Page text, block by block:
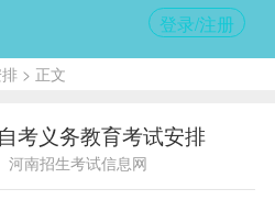
登录/注册
> 正文
考义务教育考试安排
河南招生考试信息网